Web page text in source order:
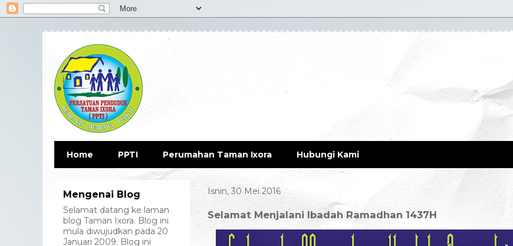
Home PPTI Perumahan Taman Ixora Hubungi Kami
Isnin, 30 Mei 2016
Selamat Menjalani Ibadah Ramadhan 1437H
Mengenai Blog
Selamat datang ke laman
blog Taman Ixora. Blog ini
mula diwujudkan pada 20
Januari 2009. Blog ini